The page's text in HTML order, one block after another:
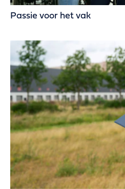
Passie voor het vak